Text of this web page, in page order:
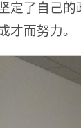
定了自己
才而努力。